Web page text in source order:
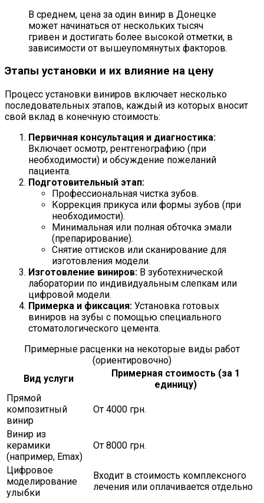
В среднем, цена за один винир в Донецке
может начинаться от нескольких тысяч
гривен и достигать более высокой отметки, в
зависимости от вышеупомянутых факторов.
Этапы установки и их влияние на цену
Процесс установки виниров включает несколько
последовательных этапов, каждый из которых вносит
свой вклад в конечную стоимость:
Первичная консультация и диагностика:
Включает осмотр, рентгенографию (при
необходимости) и обсуждение пожеланий
пациента.
Подготовительный этап:
Профессиональная чистка зубов.
Коррекция прикуса или формы зубов (при
необходимости).
Минимальная или полная обточка эмали
(препарирование).
Снятие оттисков или сканирование для
изготовления модели.
Изготовление виниров: В зуботехнической
лаборатории по индивидуальным слепкам или
цифровой модели.
Примерка и фиксация: Установка готовых
виниров на зубы с помощью специального
стоматологического цемента.
Примерные расценки на некоторые виды работ
(ориентировочно)
Вид услуги
Примерная стоимость (за 1
единицу)
Прямой
композитный
винир
От 4000 грн.
Винир из
керамики
(например, Emax)
От 8000 грн.
Цифровое
моделирование
улыбки
Входит в стоимость комплексного
лечения или оплачивается отдельно